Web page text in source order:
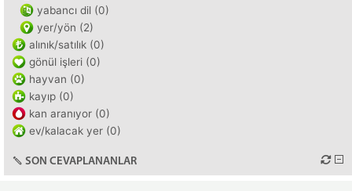
yabancı dil (0)
yer/yön (2)
alınık/satılık (0)
gönül işleri (0)
hayvan (0)
kayıp (0)
kan aranıyor (0)
ev/kalacak yer (0)
SON CEVAPLANANLAR